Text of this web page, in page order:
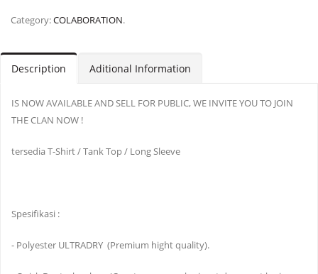
Category:COLABORATION.
Description Aditional Information
IS NOW AVAILABLE AND SELL FOR PUBLIC, WE INVITE YOU TO JOIN
THE CLAN NOW !
tersedia T-Shirt / Tank Top / Long Sleeve
Spesifikasi :
- Polyester ULTRADRY (Premium hight quality).